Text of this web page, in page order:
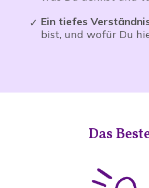
Ein tiefes
bist, und wofür Du
Das